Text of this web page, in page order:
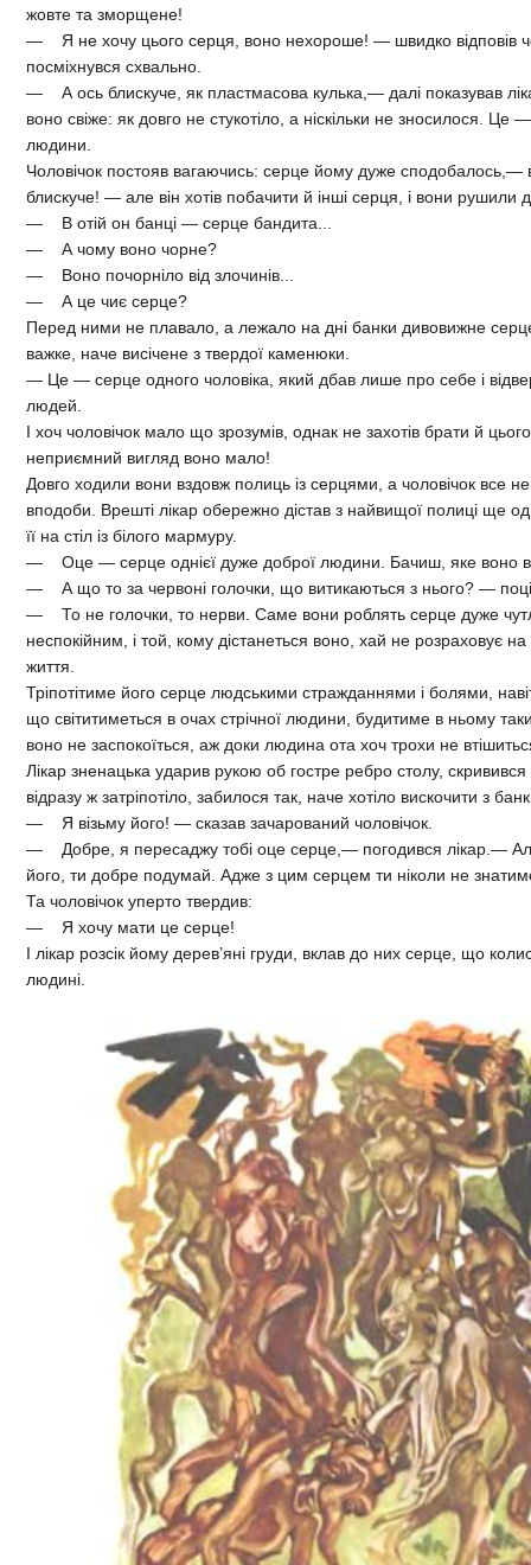
жовте та зморщене!
— Я не хочу цього серця, воно нехороше! — швидко відповів
посміхнувся схвально.
— А ось блискуче, як пластмасова кулька,— далі показував
воно свіже: як довго не стукотіло, а ніскільки не зносилося. Це
людини.
Чоловічок постояв вагаючись: серце йому дуже сподобалось,—
блискуче! — але він хотів побачити й інші серця, і вони рушили
— В отій он банці — серце бандита...
— А чому воно чорне?
— Воно почорніло від злочинів...
— А це чиє серце?
Перед ними не плавало, а лежало на дні банки дивовижне
важке, наче висічене з твердої каменюки.
— Це — серце одного чоловіка, який дбав лише про себе і
людей.
І хоч чоловічок мало що зрозумів, однак не захотів брати й
неприємний вигляд воно мало!
Довго ходили вони вздовж полиць із серцями, а чоловічок все
вподоби. Врешті лікар обережно дістав з найвищої полиці ще
її на стіл із білого мармуру.
— Оце — серце однієї дуже доброї людини. Бачиш, яке воно
— А що то за червоні голочки, що витикаються з нього? —
— То не голочки, то нерви. Саме вони роблять серце дуже
неспокійним, і той, кому дістанеться воно, хай не розраховує
життя.
Тріпотітиме його серце людськими стражданнями і болями,
що світитиметься в очах стрічної людини, будитиме в ньому
воно не заспокоїться, аж доки людина ота хоч трохи не
Лікар зненацька ударив рукою об гостре ребро столу,
відразу ж затріпотіло, забилося так, наче хотіло вискочити з
— Я візьму його! — сказав зачарований чоловічок.
— Добре, я пересаджу тобі оце серце,— погодився лікар.—
його, ти добре подумай. Адже з цим серцем ти ніколи не
Та чоловічок уперто твердив:
— Я хочу мати це серце!
І лікар розсік йому дерев’яні груди, вклав до них серце, що
людині.